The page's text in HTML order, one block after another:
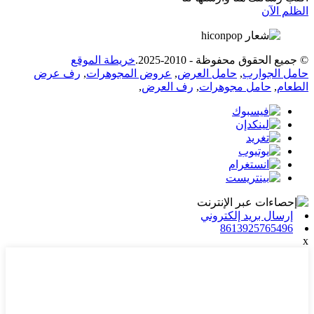
الظلم الآن
© جميع الحقوق محفوظة - 2010-2025.
خريطة الموقع
حامل الجوارب, حامل العرض, عروض المجوهرات, رف عرض
الطعام, حامل مجوهرات, رف العرض,
إرسال بريد إلكتروني
8613925765496
x